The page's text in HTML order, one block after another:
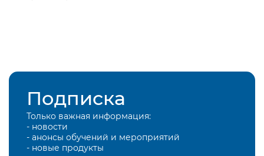
Подписка
Только важная информация:
- новости
- анонсы обучений и мероприятий
- новые продукты